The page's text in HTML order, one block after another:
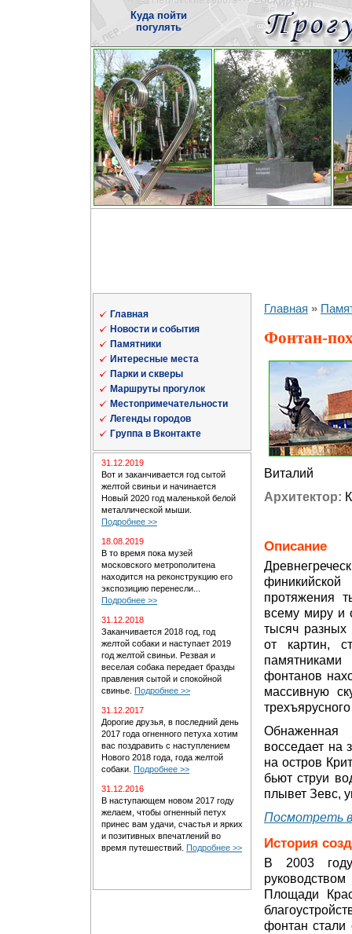
Куда пойти
погулять
Главная
Новости и события
Памятники
Интересные места
Парки и скверы
Маршруты прогулок
Местопримечательности
Легенды городов
Группа в Вконтакте
31.12.2019
Вот и заканчивается год сытой
желтой свиньи и начинается
Новый 2020 год маленькой белой
металлической мыши.
Подробнее >>
18.08.2019
В то время пока музей
московского метрополитена
находится на реконструкцию его
экспозицию перенесли...
Подробнее >>
31.12.2018
Заканчивается 2018 год, год
желтой собаки и наступает 2019
год желтой свиньи. Резвая и
веселая собака передает бразды
правления сытой и спокойной
свинье. Подробнее >>
31.12.2017
Дорогие друзья, в последний день
2017 года огненного петуха хотим
вас поздравить с наступлением
Нового 2018 года, года желтой
собаки. Подробнее >>
31.12.2016
В наступающем новом 2017 году
желаем, чтобы огненный петух
принес вам удачи, счастья и ярких
и позитивных впечатлений во
время путешествий. Подробнее >>
Главная »
Фонтан-
Виталий
Архитектор:
Описание
протяжения
всему миру и
тысяч разных
от картин,
фонтанов
массивную
Обнаженная
восседает на
на остров
бьют струи
плывет Зевс,
Посмотреть
История
В 2003
Площади
фонтан стали